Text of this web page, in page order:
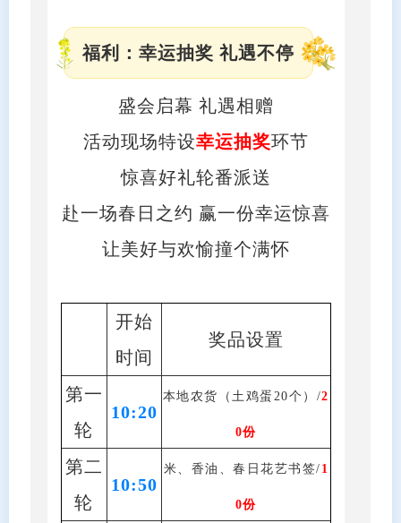
福利：幸运抽奖 礼遇不停
盛会启幕 礼遇相赠
活动现场特设幸运抽奖环节
惊喜好礼轮番派送
赴一场春日之约 赢一份幸运惊喜
让美好与欢愉撞个满怀
开始
时间
奖品设置
第一
轮
10:20
本地农货（土鸡蛋20个）/2
0份
第二
轮
10:50
米、香油、春日花艺书签/ 1
0份